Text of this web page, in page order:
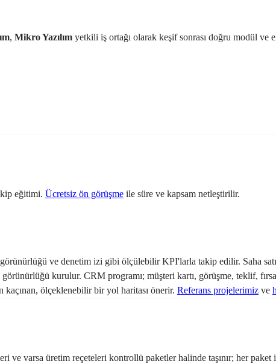
, Mikro Yazılım yetkili iş ortağı olarak keşif sonrası doğru modül ve
eğitimi. Ücretsiz ön görüşme ile süre ve kapsam netleştirilir.
ve denetim izi gibi ölçülebilir KPI'larla takip edilir. Saha
kurulur. CRM programı; müşteri kartı, görüşme, teklif,
kaçınan, ölçeklenebilir bir yol haritası önerir. Referans projelerimiz ve
ve varsa üretim reçeteleri kontrollü paketler halinde taşınır; her